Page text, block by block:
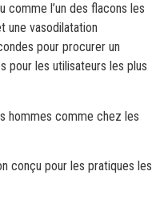
comme l’un des flacons les
une vasodilatation
pour procurer un
pour les utilisateurs les plus
hommes comme chez les
conçu pour les pratiques les